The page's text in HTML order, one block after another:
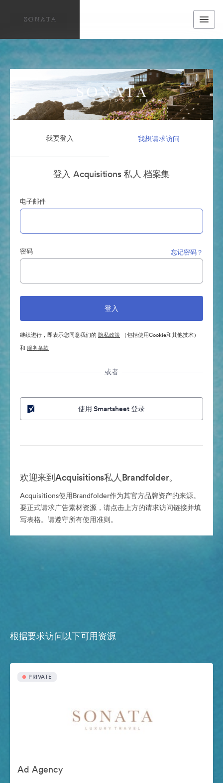
我要登入 我想请求访问
登入 Acquisitions 私人 档案集
电子邮件
密码 忘记密码？
继续进行，即表示您同意我们的 隐私政策 （包括使用Cookie和其他技术）
和 服务条款
或者
使用 Smartsheet 登录
欢迎来到Acquisitions私人Brandfolder。
Acquisitions使用Brandfolder作为其官方品牌资产的来源。
要正式请求广告素材资源，请点击上方的请求访问链接并填
写表格。请遵守所有使用准则。
根据要求访问以下可用资源
PRIVATE
Ad Agency